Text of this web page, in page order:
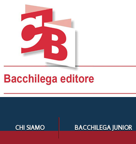
CHI SIAMO BACCHILEGA JUNIOR